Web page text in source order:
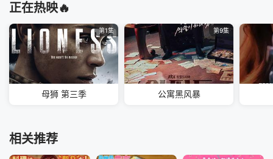
正在热映🔥
第1集
母狮 第三季
第9集
公寓黑风暴
相关推荐